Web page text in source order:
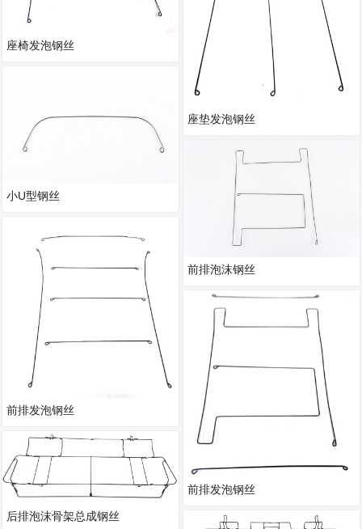
座椅发泡钢丝
小U型钢丝
前排发泡钢丝
后排泡沫骨架总成钢丝
座垫发泡钢丝
前排泡沫钢丝
前排发泡钢丝